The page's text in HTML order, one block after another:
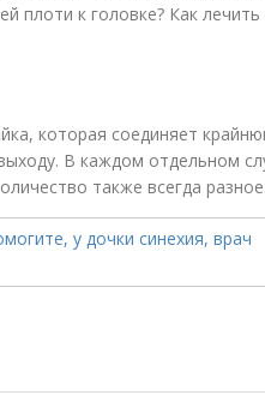
плоти к головке? Как
которая соединяет
В каждом отдельном
также всегда разное.